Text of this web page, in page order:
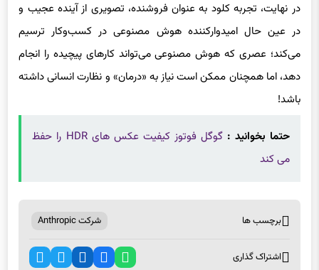
در عین حال امیدوارکننده هوش مصنوعی در کسب‌وکار ترسیم
می‌کند؛ عصری که هوش مصنوعی می‌تواند کارهای پیچیده را انجام
دهد، اما همچنان ممکن است نیاز به «درمان» و نظارت انسانی داشته
باشد!
می کند